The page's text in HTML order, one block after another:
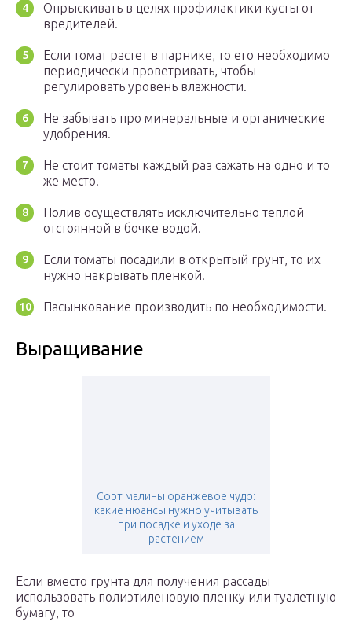
Опрыскивать в целях профилактики кусты от
вредителей.
Если томат растет в парнике, то его необходимо
периодически проветривать, чтобы
регулировать уровень влажности.
Не забывать про минеральные и органические
удобрения.
Не стоит томаты каждый раз сажать на одно и то
же место.
Полив осуществлять исключительно теплой
отстоянной в бочке водой.
Если томаты посадили в открытый грунт, то их
нужно накрывать пленкой.
Пасынкование производить по необходимости.
Выращивание
Сорт малины оранжевое чудо:
какие нюансы нужно учитывать
при посадке и уходе за
растением
Если вместо грунта для получения рассады
использовать полиэтиленовую пленку или туалетную
бумагу, то